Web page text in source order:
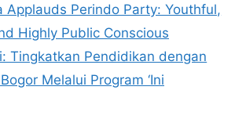
Applauds Perindo Party: Youthful,
Highly Public Conscious
Tingkatkan Pendidikan dengan
Melalui Program ‘Ini